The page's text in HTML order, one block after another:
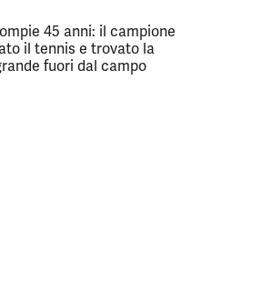
45 anni: il campione
il tennis e trovato la
fuori dal campo